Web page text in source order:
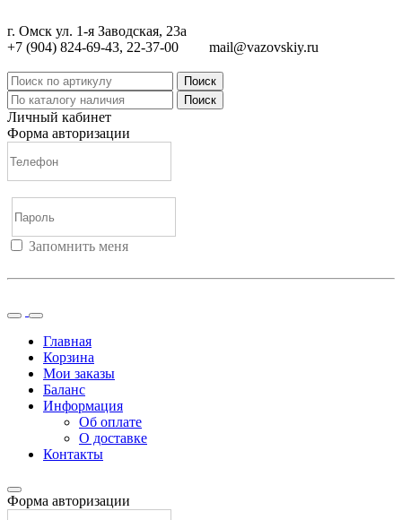
г. Омск ул. 1-я Заводская, 23а
+7 (904) 824-69-43, 22-37-00
mail@vazovskiy.ru
Поиск
Поиск
Личный кабинет
Форма авторизации
Запомнить меня
Главная
Корзина
Мои заказы
Баланс
Информация
Об оплате
О доставке
Контакты
Форма авторизации